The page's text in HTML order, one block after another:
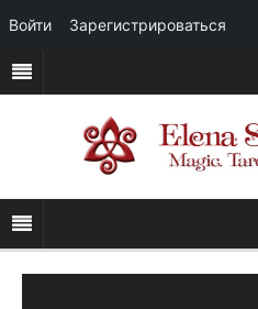
Войти Зарегистрироваться